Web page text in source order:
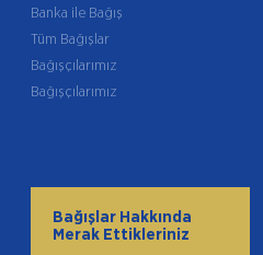
Banka ile Bağış
Tüm Bağışlar
Bağışçılarımız
Bağışçılarımız
Bağışlar Hakkında
Merak Ettikleriniz